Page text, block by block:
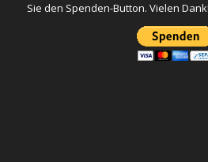
Sie den Spenden-Button. Vielen Dank!